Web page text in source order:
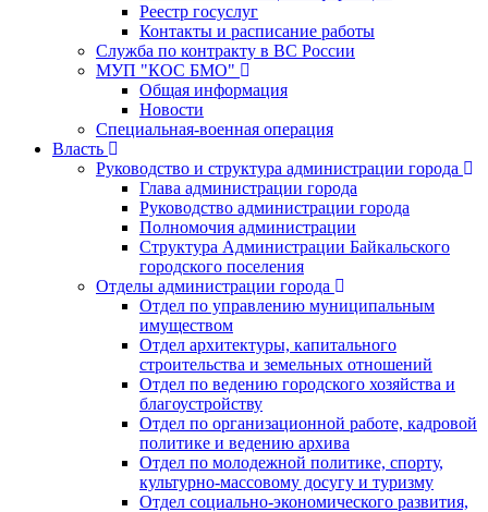
Реестр госуслуг
Контакты и расписание работы
Служба по контракту в ВС России
МУП "КОС БМО"
Общая информация
Новости
Специальная-военная операция
Власть
Руководство и структура администрации города
Глава администрации города
Руководство администрации города
Полномочия администрации
Структура Администрации Байкальского
городского поселения
Отделы администрации города
Отдел по управлению муниципальным
имуществом
Отдел архитектуры, капитального
строительства и земельных отношений
Отдел по ведению городского хозяйства и
благоустройству
Отдел по организационной работе, кадровой
политике и ведению архива
Отдел по молодежной политике, спорту,
культурно-массовому досугу и туризму
Отдел социально-экономического развития,